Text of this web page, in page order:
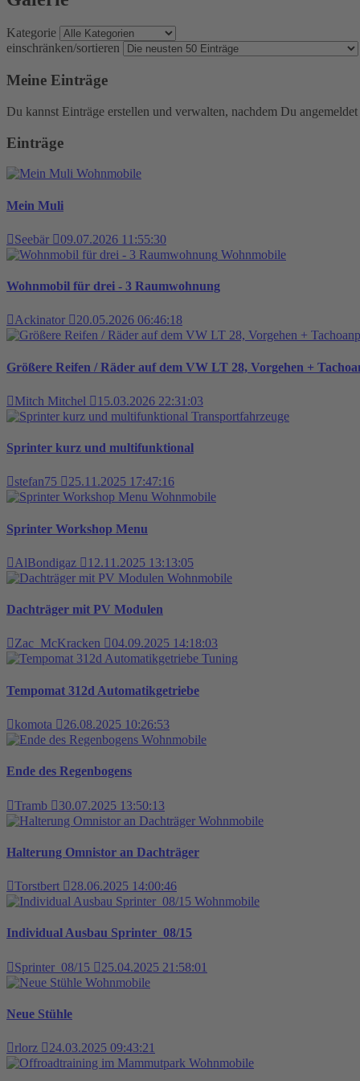
Kategorie
einschränken/sortieren
Meine Einträge
Du kannst Einträge erstellen und verwalten, nachdem Du angemeldet
Einträge
Wohnmobile
Mein Muli
Seebär
09.07.2026 11:55:30
Wohnmobile
Wohnmobil für drei - 3 Raumwohnung
Ackinator
20.05.2026 06:46:18
Größere Reifen / Räder auf dem VW LT 28, Vorgehen +
Mitch Mitchel
15.03.2026 22:31:03
Transportfahrzeuge
Sprinter kurz und multifunktional
stefan75
25.11.2025 17:47:16
Wohnmobile
Sprinter Workshop Menu
AlBondigaz
12.11.2025 13:13:05
Wohnmobile
Dachträger mit PV Modulen
Zac_McKracken
04.09.2025 14:18:03
Tuning
Tempomat 312d Automatikgetriebe
komota
26.08.2025 10:26:53
Wohnmobile
Ende des Regenbogens
Tramb
30.07.2025 13:50:13
Wohnmobile
Halterung Omnistor an Dachträger
Torstbert
28.06.2025 14:00:46
Wohnmobile
Individual Ausbau Sprinter_08/15
Sprinter_08/15
25.04.2025 21:58:01
Wohnmobile
Neue Stühle
rlorz
24.03.2025 09:43:21
Wohnmobile